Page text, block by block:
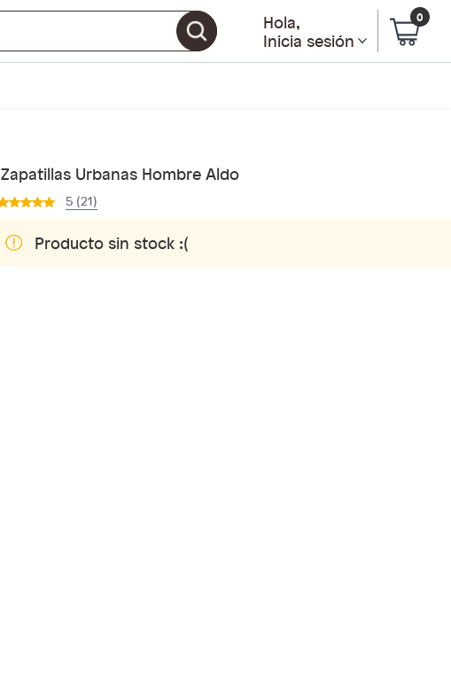
Hola,
Inicia sesión
0
Zapatillas Urbanas Hombre Aldo
5 (21)
Producto sin stock :(